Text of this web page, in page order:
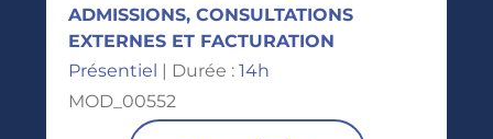
ADMISSIONS, CONSULTATIONS
EXTERNES ET FACTURATION
Présentiel | Durée : 14h
MOD_00552